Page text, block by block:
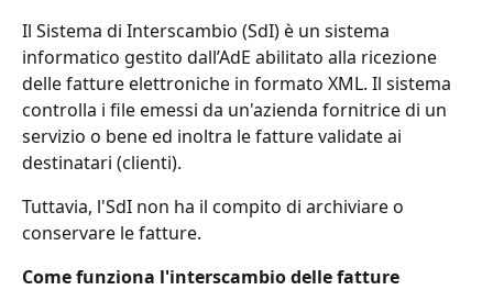
Il Sistema di Interscambio (SdI) è un sistema
informatico gestito dall’AdE abilitato alla ricezione
delle fatture elettroniche in formato XML. Il sistema
controlla i file emessi da un'azienda fornitrice di un
servizio o bene ed inoltra le fatture validate ai
destinatari (clienti).
Tuttavia, l'SdI non ha il compito di archiviare o
conservare le fatture.
Come funziona l'interscambio delle fatture